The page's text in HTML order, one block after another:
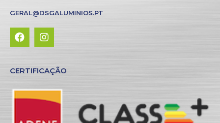
GERAL@DSGALUMINIOS.PT
CERTIFICAÇÃO